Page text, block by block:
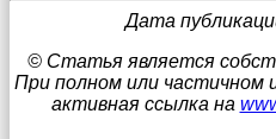
Дата
© Статья является
При полном или частичном
активная ссылка на